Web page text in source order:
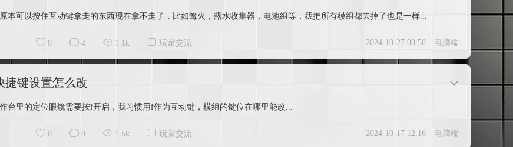
本可以按住互动键拿走的东西现在拿不走了，比如篝火，露水收集器，电池组等，我把所有模组都去掉了也是一样...
0 4 1.1k 玩家交流 2024-10-27 00:58 电脑端
捷键设置怎么改
台里的定位眼镜需要按f开启，我习惯用f作为互动键，模组的键位在哪里能改...
0 0 1.5k 玩家交流 2024-10-17 12:16 电脑端